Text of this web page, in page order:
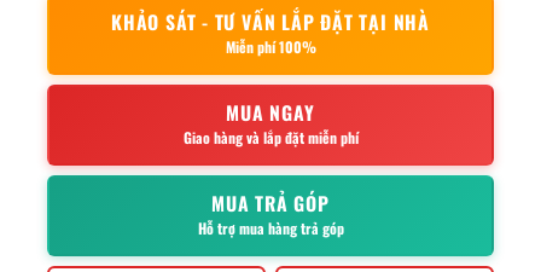
KHẢO SÁT - TƯ VẤN LẮP ĐẶT TẠI NHÀ
Miễn phí 100%
MUA NGAY
Giao hàng và lắp đặt miễn phí
MUA TRẢ GÓP
Hỗ trợ mua hàng trả góp